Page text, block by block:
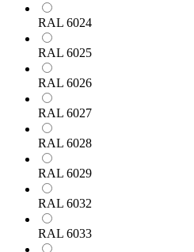
RAL 6024
RAL 6025
RAL 6026
RAL 6027
RAL 6028
RAL 6029
RAL 6032
RAL 6033